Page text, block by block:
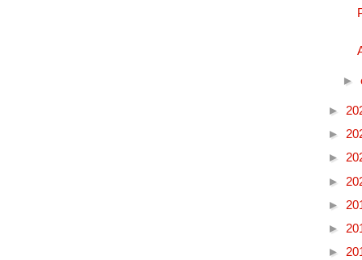
►
►
►
►
►
►
►
►